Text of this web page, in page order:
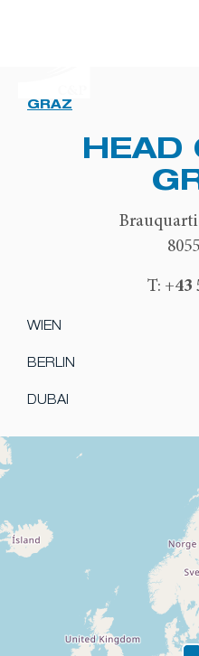
GRAZ
HEAD
T: +43
WIEN
BERLIN
DUBAI